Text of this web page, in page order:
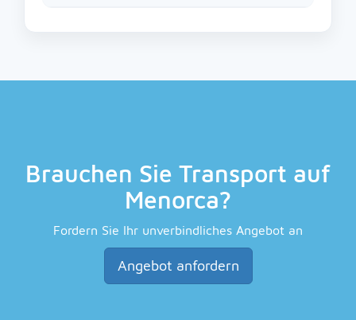
Brauchen Sie Transport auf
Menorca?
Fordern Sie Ihr unverbindliches Angebot an
Angebot anfordern